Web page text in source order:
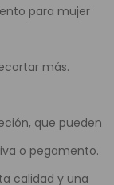
para mujer
más.
que pueden
o pegamento.
calidad y una